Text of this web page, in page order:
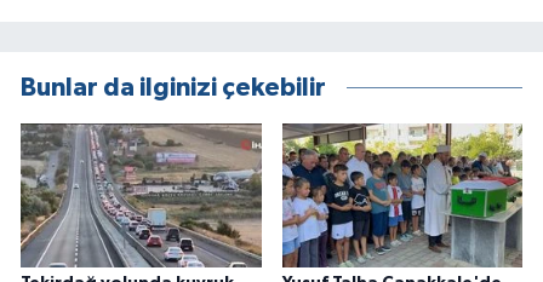
Bunlar da ilginizi çekebilir